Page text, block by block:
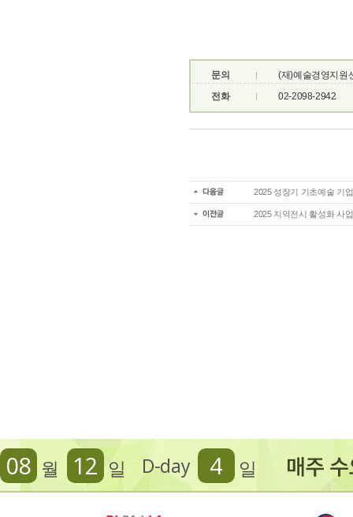
문의
(재)예술경영지원
전화
02-2098-2942
2025 성장기 기초예술 기
2025 지역전시 활성화 사
D-day 4 일
08 월 12 일